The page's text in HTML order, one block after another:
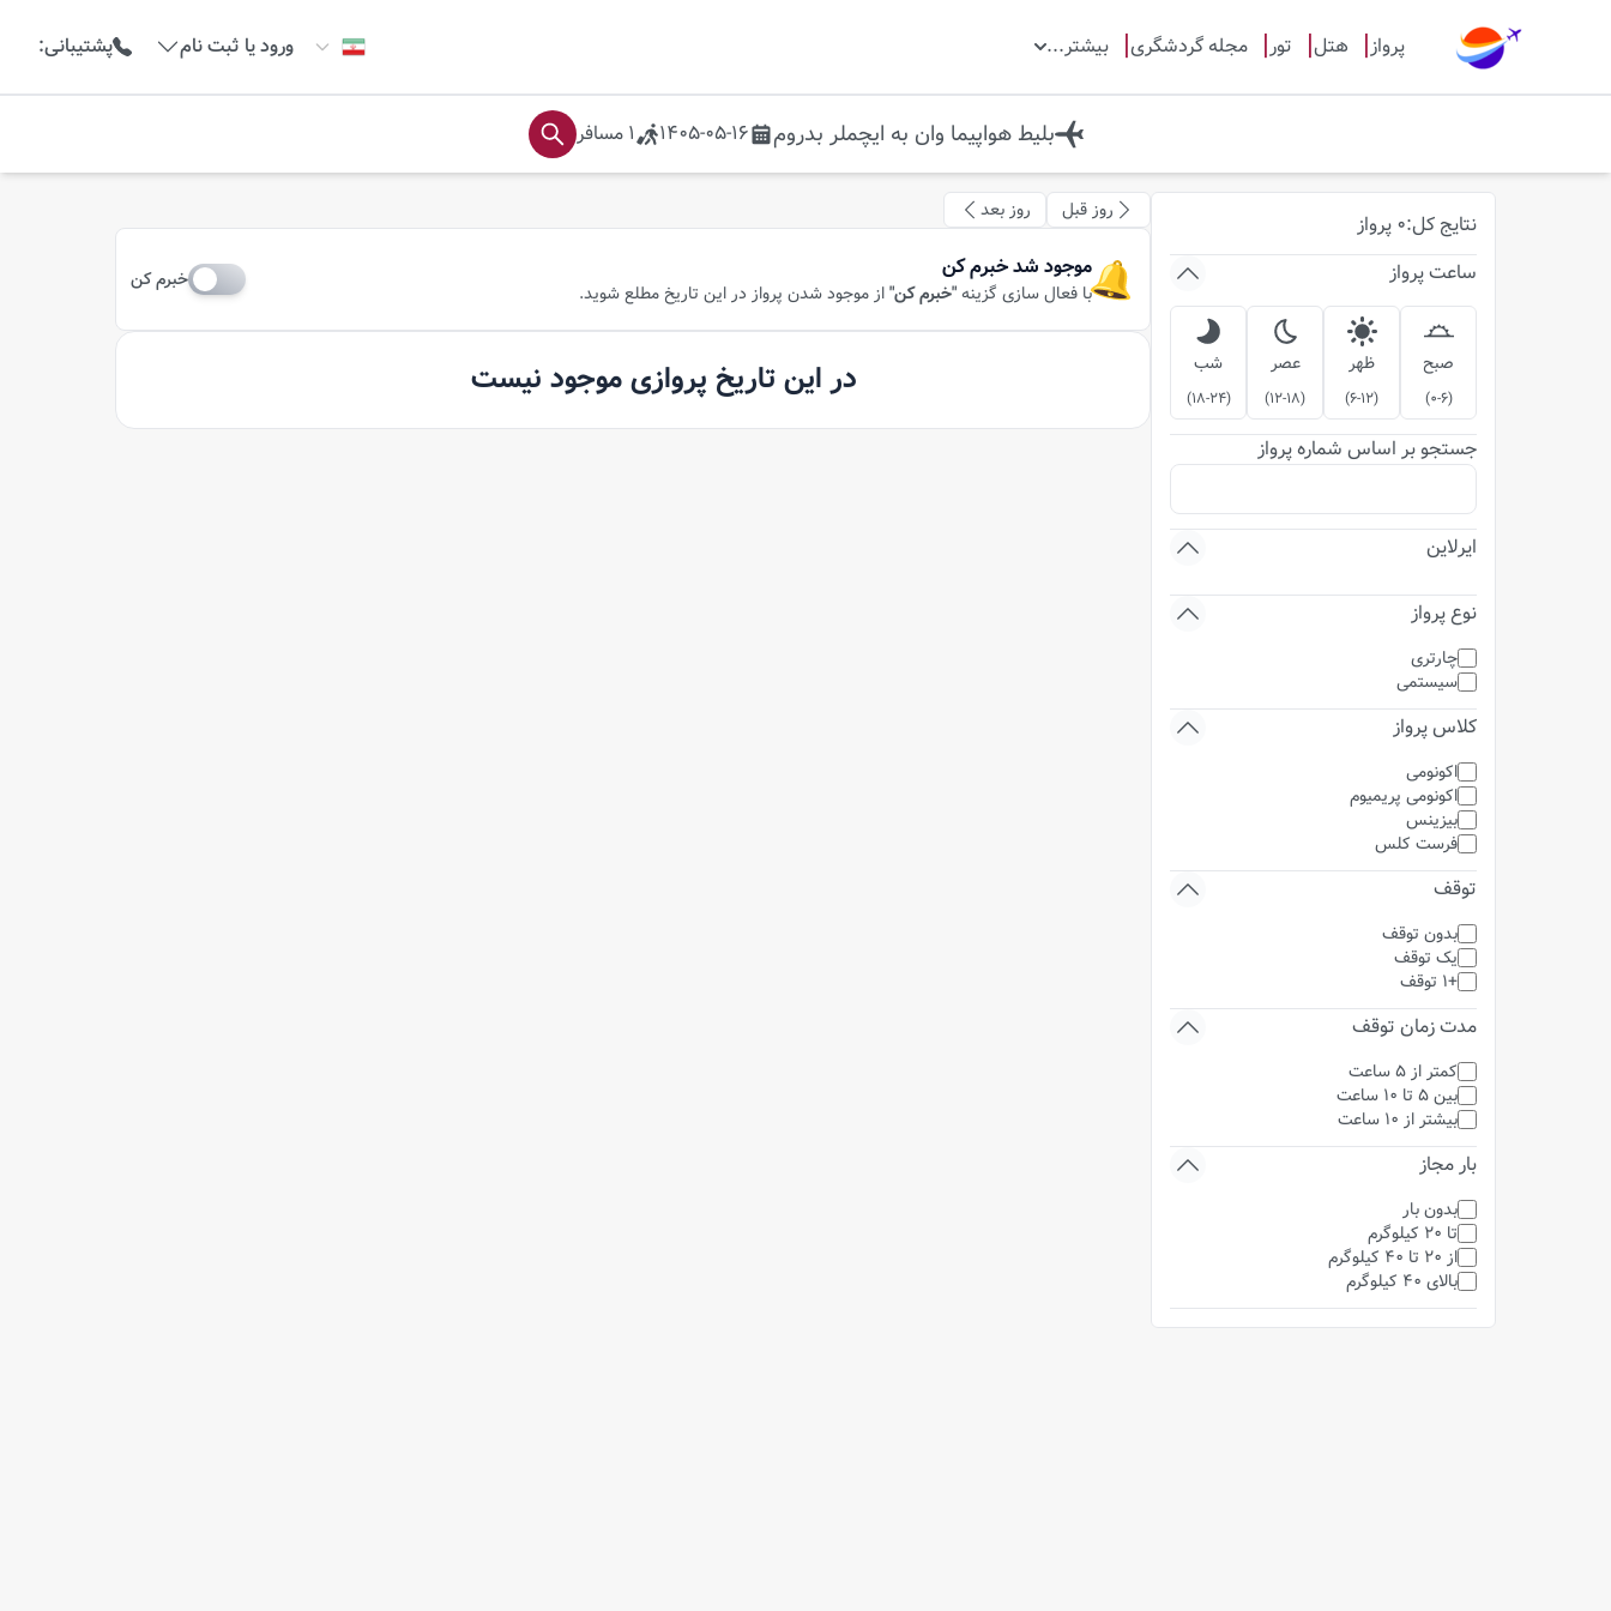
پرواز هتل تور مجله گردشگری بیشتر... ورود یا ثبت نام پشتیبانی:
بلیط هواپیما وان به ایچملر بدروم 1405-05-16
1 مسافر
نتایج کل:
0 پرواز
ساعت پرواز
صبح
(
0-6
)
ظهر
(
6-12
)
عصر
(
12-18
)
شب
(
18-24
)
جستجو بر اساس شماره پرواز
ایرلاین
نوع پرواز
چارتری
سیستمی
کلاس پرواز
اکونومی
اکونومی پریمیوم
بیزینس
فرست کلس
توقف
بدون توقف
یک توقف
+1 توقف
مدت زمان توقف
کمتر از 5 ساعت
بین 5 تا 10 ساعت
بیشتر از 10 ساعت
بار مجاز
بدون بار
تا 20 کیلوگرم
از 20 تا 40 کیلوگرم
بالای 40 کیلوگرم
روز قبل روز بعد
موجود شد خبرم کن
با فعال سازی گزینه"خبرم کن"از موجود شدن پرواز در این تاریخ مطلع شوید.
خبرم کن
در این تاریخ پروازی موجود نیست